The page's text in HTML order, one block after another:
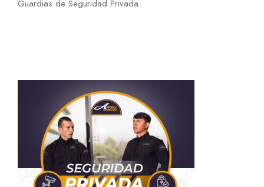
Guardias de Seguridad Privada